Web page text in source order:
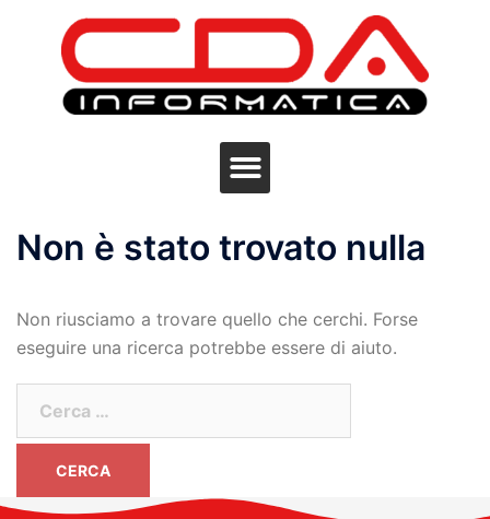
Non è stato trovato nulla
Non riusciamo a trovare quello che cerchi. Forse
eseguire una ricerca potrebbe essere di aiuto.